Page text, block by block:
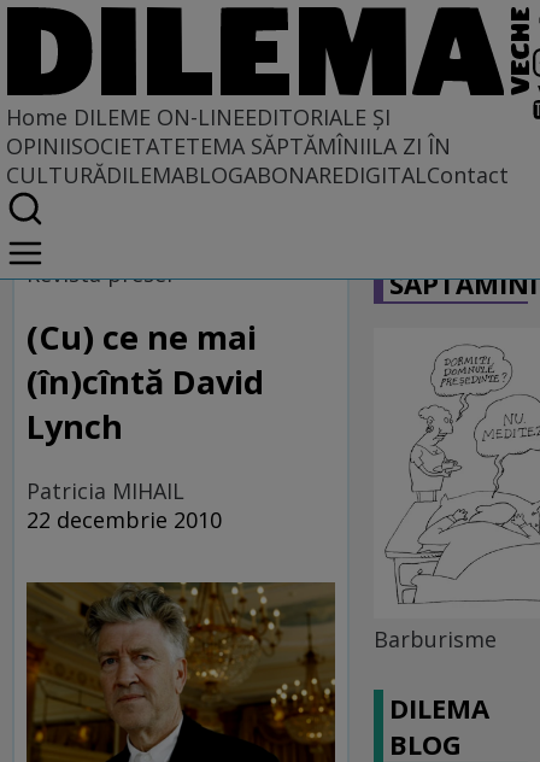
Home DILEME ON-LINEEDITORIALE ȘI
OPINIISOCIETATETEMA SĂPTĂMÎNIILA ZI ÎN
CULTURĂDILEMABLOGABONAREDIGITALContact
Home
Dileme on-line
Revista presei
(Cu) ce ne mai
(în)cîntă David
Lynch
Patricia MIHAIL
22 decembrie 2010
Barburisme
DILEMA
BLOG